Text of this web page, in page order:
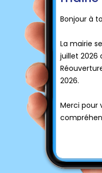
Bonjour à
La mairie
juillet 2026
2026.
Merci pour
Bonnes